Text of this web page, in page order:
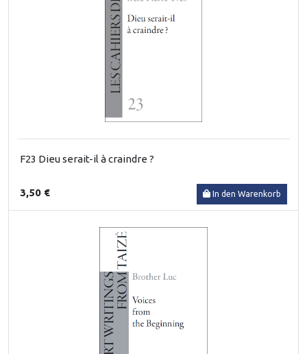
F23 Dieu serait-il à craindre ?
3,50 € In den Warenkorb